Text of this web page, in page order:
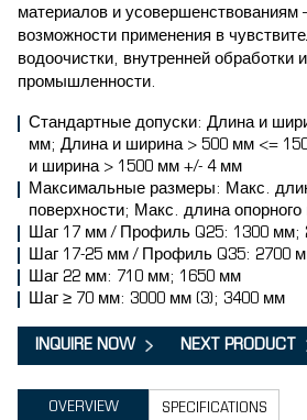
материалов и усовершенствованиям
возможности применения в
водоочистки, внутренней
промышленности.
Стандартные допуски: Длина и
мм; Длина и ширина > 500 мм <=
и ширина > 1500 мм +/- 4 мм
Максимальные размеры: Макс.
поверхности; Макс. длина
Шаг 17 мм / Профиль Q25: 1300 мм;
Шаг 17-25 мм / Профиль Q35: 2700
Шаг 22 мм: 710 мм; 1650 мм
Шаг ≥ 70 мм: 3000 мм (3); 3400 мм
INQUIRE NOW NEXT PRODUCT
OVERVIEW SPECIFICATIONS